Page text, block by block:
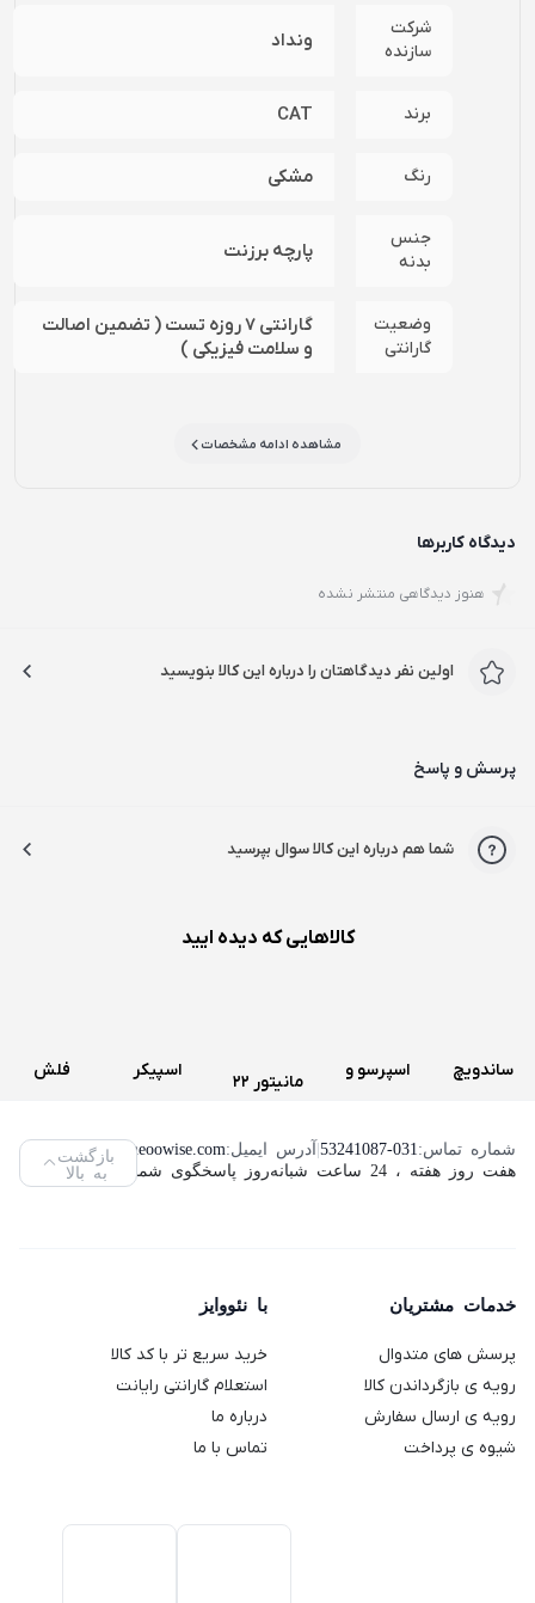
شرکت
سازنده
ونداد
برند CAT
رنگ مشکی
جنس
بدنه
پارچه برزنت
وضعیت
گارانتی
گارانتی 7 روزه تست ( تضمین اصالت
و سلامت فیزیکی )
مشاهده ادامه مشخصات
دیدگاه کاربرها
هنوز دیدگاهی منتشر نشده
اولین نفر دیدگاهتان را درباره این کالا بنویسید
پرسش و پاسخ
شما هم درباره این کالا سوال بپرسید
کالاهایی که دیده ایید
ساندویچ
ساز کنوود
مدل
اسپرسو و
دولچه
Genio 2
مانیتور 22
مدل
اسپیکر
تسکو
مدل TS
فلش
ویکومن
مدل
شماره تماس: 53241087-031
|آدرس ایمیل:info@neoowise.com
هفت روز هفته ، 24 ساعت شبانه‌روز پاسخگوی شما هستیم.
بازگشت
به بالا
خدمات مشتریان
پرسش های متدوال
رویه ی بازگرداندن کالا
رویه ی ارسال سفارش
شیوه ی پرداخت
با نئووایز
خرید سریع تر با کد کالا
استعلام گارانتی رایانت
درباره ما
تماس با ما